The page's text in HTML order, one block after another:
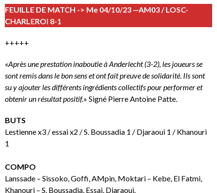
FEUILLE DE MATCH -> Me 04/10/23 —AM03 / LOSC-
CHARLEROI 8-1
+++++
«Après une prestation inaboutie à Anderlecht (3-2), les joueurs se
sont remis dans le bon sens et ont fait preuve de solidarité. Ils sont
su y ajouter les différents ingrédients collectifs pour performer et
obtenir un résultat positif.» Signé Pierre Antoine Patte.
BUTS
Lestienne x3 / essai x2 / S. Boussadia 1 / Djaraoui 1 / Khanouri
1
COMPO
Lanssade – Sissoko, Goffi, AMpin, Moktari – Kebe, El Fatmi,
Khanouri – S. Boussadia, Essai, Djaraoui.